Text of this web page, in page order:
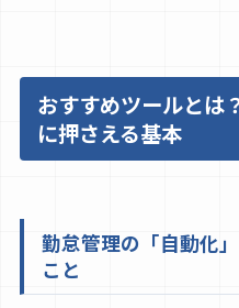
おすすめツールとは
に押さえる基本
勤怠管理の「自動化
こと